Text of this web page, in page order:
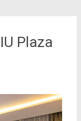
Plaza